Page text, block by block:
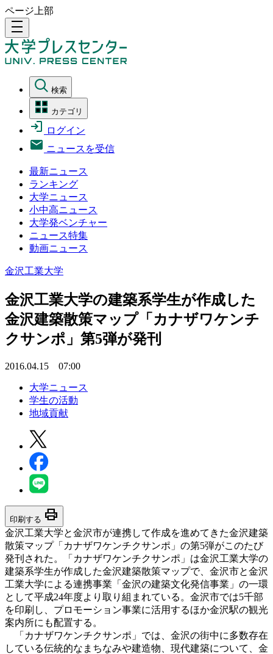
ページ上部
density_medium
検索
カテゴリ
ログイン
ニュースを受信
最新ニュース
ランキング
大学ニュース
小中高ニュース
大学発ベンチャー
ニュース特集
動画ニュース
金沢工業大学
金沢工業大学の建築系学生が作成した
金沢建築散策マップ「カナザワケンチ
クサンポ」第5弾が発刊
2016.04.15 07:00
大学ニュース
学生の活動
地域貢献
印刷する print
金沢工業大学と金沢市が連携して作成を進めてきた金沢建築
散策マップ「カナザワケンチクサンポ」の第5弾がこのたび
発刊された。「カナザワケンチクサンポ」は金沢工業大学の
建築系学生が作成した金沢建築散策マップで、金沢市と金沢
工業大学による連携事業「金沢の建築文化発信事業」の一環
として平成24年度より取り組まれている。金沢市では5千部
を印刷し、プロモーション事業に活用するほか金沢駅の観光
案内所にも配置する。
「カナザワケンチクサンポ」では、金沢の街中に多数存在
している伝統的なまちなみや建造物、現代建築について、金